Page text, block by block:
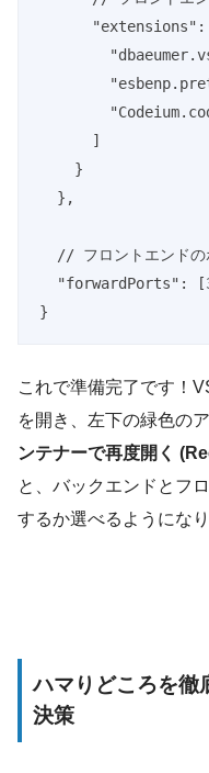
これで準備完了です！
を開き、左下の緑色の
ンテナーで再度開く
と、バックエンドとフ
するか選べるようになり
ハマりどころを徹
決策